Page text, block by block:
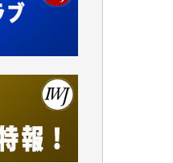
は非会員
カメラマ
。少しでも
。（T.M.